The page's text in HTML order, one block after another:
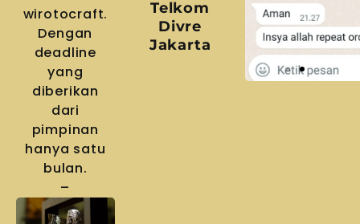
wirotocraft.
Dengan
deadline
yang
diberikan
dari
pimpinan
hanya satu
bulan.
–
Telkom
Divre
Jakarta